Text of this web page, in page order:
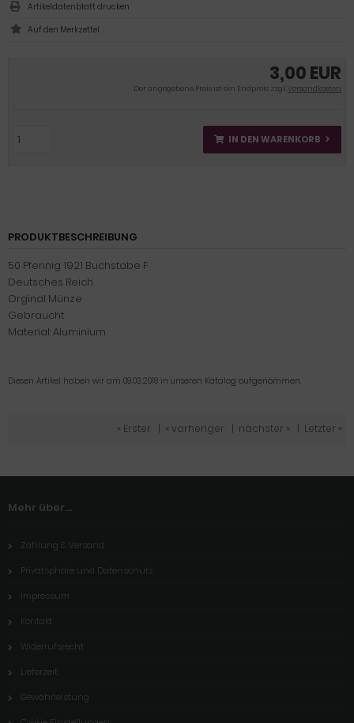
3,00 EUR
Der angegebene Preis ist ein Endpreis zzgl.Versandkosten
IN DEN WARENKORB
Artikeldatenblatt drucken
PRODUKTBESCHREIBUNG
50 Pfennig 1921 Buchstabe F
Deutsches Reich
Orginal Münze
Gebraucht
Material: Aluminium
Diesen Artikel haben wir am 09.03.2018 in unseren Katalog aufgenommen.
« Erster « vorheriger nächster » Letzter »
Mehr über...
Zahlung & Versand
Privatsphäre und Datenschutz
Impressum
Kontakt
Widerrufsrecht
Lieferzeit
Gewährleistung